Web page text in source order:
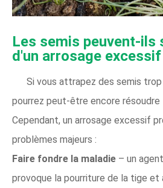
Les semis peuvent-ils
d'un arrosage excessif
Si vous attrapez des semis
pourrez peut-être encore résoudre
Cependant, un arrosage excessif
problèmes majeurs :
Faire fondre la maladie – un
provoque la pourriture de la tige